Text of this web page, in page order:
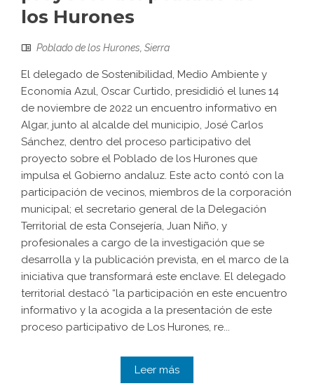
los Hurones
Poblado de los Hurones Sierra
El delegado de Sostenibilidad, Medio Ambiente y
Economía Azul, Oscar Curtido, presididió el lunes 14
de noviembre de 2022 un encuentro informativo en
Algar, junto al alcalde del municipio, José Carlos
Sánchez, dentro del proceso participativo del
proyecto sobre el Poblado de los Hurones que
impulsa el Gobierno andaluz. Este acto contó con la
participación de vecinos, miembros de la corporación
municipal; el secretario general de la Delegación
Territorial de esta Consejería, Juan Niño, y
profesionales a cargo de la investigación que se
desarrolla y la publicación prevista, en el marco de la
iniciativa que transformará este enclave. El delegado
territorial destacó “la participación en este encuentro
informativo y la acogida a la presentación de este
proceso participativo de Los Hurones, re...
Leer más